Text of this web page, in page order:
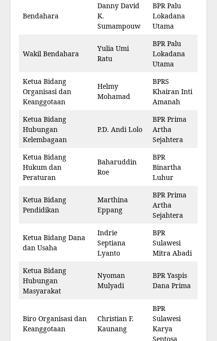
Bendahara
Danny David
K.
Sumampouw
BPR Palu
Lokadana
Utama
Wakil Bendahara
Yulia Umi
Ratu
BPR Palu
Lokadana
Utama
Ketua Bidang
Organisasi dan
Keanggotaan
Helmy
Mohamad
BPRS
Khairan Inti
Amanah
Ketua Bidang
Hubungan
Kelembagaan
P.D. Andi Lolo
BPR Prima
Artha
Sejahtera
Ketua Bidang
Hukum dan
Peraturan
Baharuddin
Roe
BPR
Binartha
Luhur
Ketua Bidang
Pendidikan
Marthina
Eppang
BPR Prima
Artha
Sejahtera
Ketua Bidang Dana
dan Usaha
Indrie
Septiana
Lyanto
BPR
Sulawesi
Mitra Abadi
Ketua Bidang
Hubungan
Masyarakat
Nyoman
Mulyadi
BPR Yaspis
Dana Prima
Biro Organisasi dan
Keanggotaan
Christian F.
Kaunang
BPR
Sulawesi
Karya
Sentosa